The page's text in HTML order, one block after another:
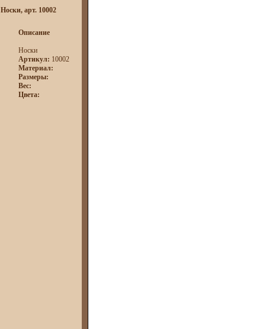
Носки, арт. 10002
Описание
Носки
Артикул: 10002
Материал:
Размеры:
Вес:
Цвета: